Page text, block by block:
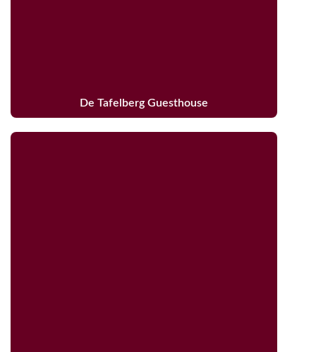
De Tafelberg Guesthouse